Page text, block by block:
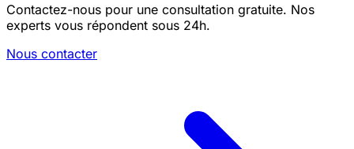
Contactez-nous pour une consultation gratuite. Nos
experts vous répondent sous 24h.
Nous contacter